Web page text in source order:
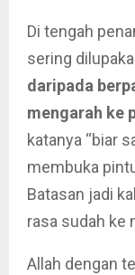
Di tengah
sering
daripada
mengarah ke
katanya “biar
membuka
Batasan jadi
rasa sudah ke
Allah dengan